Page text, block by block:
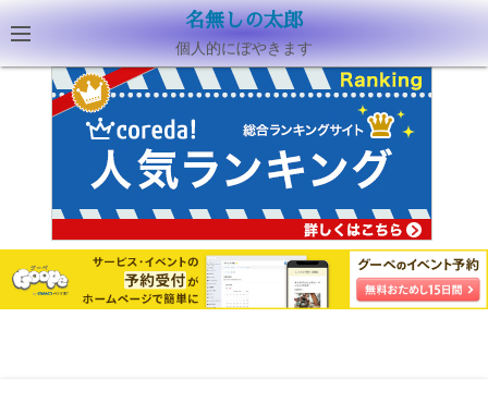
名無しの太郎
個人的にぼやきます